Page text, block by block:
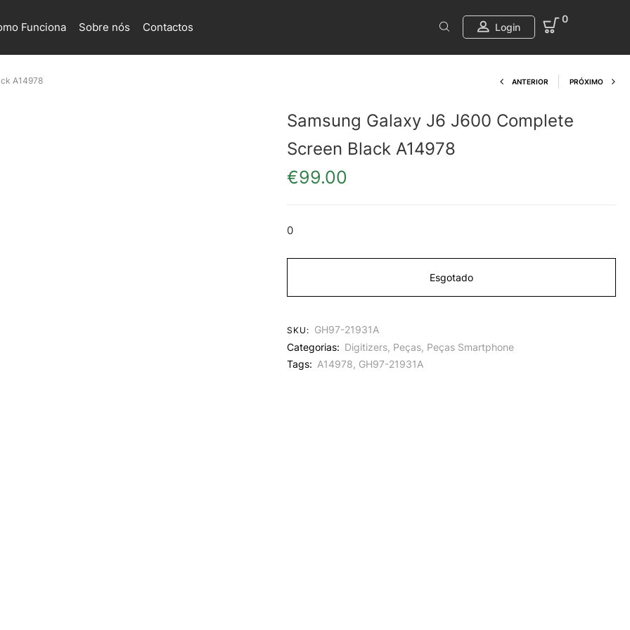
Funciona Sobre nós Contactos Login
0
A14978 Product
ANTERIOR PRÓXIMO
Samsung Galaxy J6 J600 Complete
Screen Black A14978
€99.00
0
Esgotado
SKU: GH97-21931A
Categorias: Digitizers, Peças, Peças Smartphone
Tags: A14978, GH97-21931A